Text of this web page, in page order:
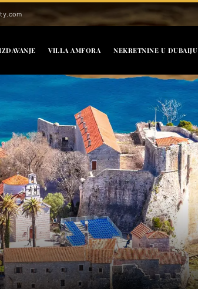
VILLA AMFORA NEKRETNINE U DUBAIJU